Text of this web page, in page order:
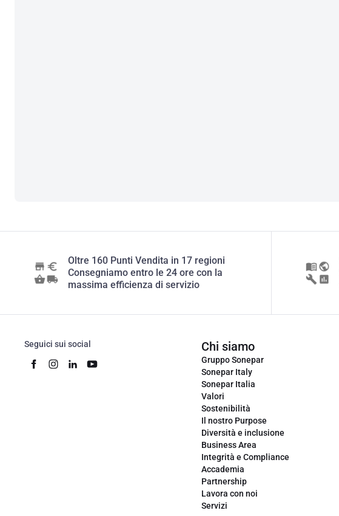
Oltre 160 Punti Vendita in 17 regioni
Consegniamo entro le 24 ore con la
massima efficienza di servizio
Seguici sui social Chi siamo
Gruppo Sonepar
Sonepar Italy
Sonepar Italia
Valori
Sostenibilità
Il nostro Purpose
Diversità e inclusione
Business Area
Integrità e Compliance
Accademia
Partnership
Lavora con noi
Servizi